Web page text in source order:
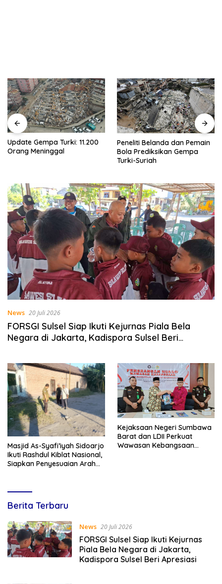
11.200
Peneliti Belanda dan Pemain
Bola Prediksikan Gempa
Gempa Turki-
Tewas Diprediksi
Ribu Orang
News 20 Juli 2026
FORSGI Sulsel Siap Ikuti Kejurnas Piala Bela
Negara di Jakarta, Kadispora Sulsel Beri
Masjid As-Syafi’iyah Sidoarjo
Ikuti Rashdul Kiblat Nasional,
Siapkan Penyesuaian Arah
Kejaksaan Negeri Sumbawa
Barat dan LDII Perkuat
Wawasan Kebangsaan
Lines
Berita Terbaru
News 20 Juli 2026
FORSGI Sulsel Siap Ikuti Kejurnas
Piala Bela Negara di Jakarta,
Kadispora Sulsel Beri Apresiasi